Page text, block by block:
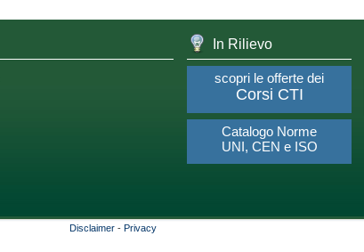
In Rilievo
scopri le offerte dei
Corsi CTI
Catalogo Norme
UNI, CEN e ISO
Disclaimer - Privacy